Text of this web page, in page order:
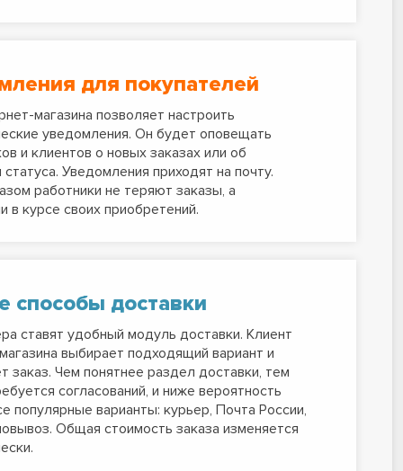
для покупателей
магазина позволяет настроить
уведомления. Он будет оповещать
и клиентов о новых заказах или об
Уведомления приходят на почту.
работники не теряют заказы, а
в курсе своих приобретений.
способы доставки
ставят удобный модуль доставки. Клиент
выбирает подходящий вариант и
заказ. Чем понятнее раздел доставки, тем
согласований, и ниже вероятность
популярные варианты: курьер, Почта России,
Общая стоимость заказа изменяется